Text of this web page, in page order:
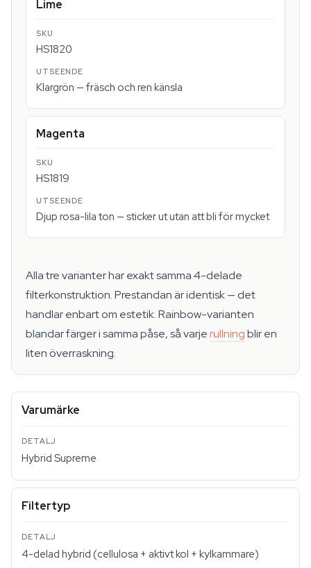
Lime
HS1820
Klargrön — fräsch och ren känsla
Magenta
HS1819
Djup rosa-lila ton — sticker ut utan att bli för mycket
Alla tre varianter har exakt samma 4-delade
filterkonstruktion. Prestandan är identisk — det
handlar enbart om estetik. Rainbow-varianten
blandar färger i samma påse, så varjerullningblir en
liten överraskning.
Varumärke
Hybrid Supreme
Filtertyp
4-delad hybrid (cellulosa + aktivt kol + kylkammare)